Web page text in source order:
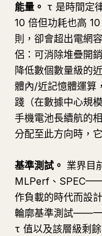
能量。 τ 是時間定
10 倍但功耗也高
則，卻會超出電網
侶：可消除堆疊開
降低數個數量級的
體內/近記憶體運算
踐（在數據中心規
手機電池長續航的
分配至此方向時，
基準測試。 業界目
MLPerf、SPEC——
作負載的時代而設
輪廓基準測試——一
τ 值以及該層級剩